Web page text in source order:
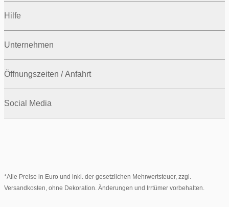
Hilfe
Unternehmen
Öffnungszeiten / Anfahrt
Social Media
*Alle Preise in Euro und inkl. der gesetzlichen Mehrwertsteuer, zzgl.
Versandkosten, ohne Dekoration. Änderungen und Irrtümer vorbehalten.